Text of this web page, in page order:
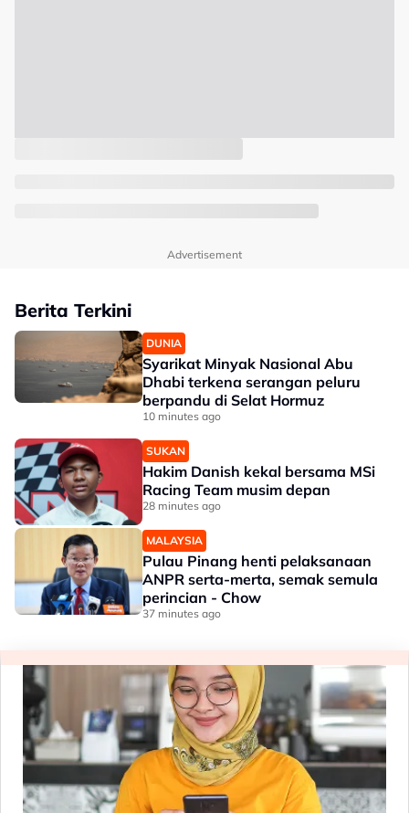
Advertisement
Berita Terkini
DUNIA
Syarikat Minyak Nasional Abu
Dhabi terkena serangan peluru
berpandu di Selat Hormuz
10 minutes ago
SUKAN
Hakim Danish kekal bersama MSi
Racing Team musim depan
28 minutes ago
MALAYSIA
Pulau Pinang henti pelaksanaan
ANPR serta-merta, semak semula
perincian - Chow
37 minutes ago